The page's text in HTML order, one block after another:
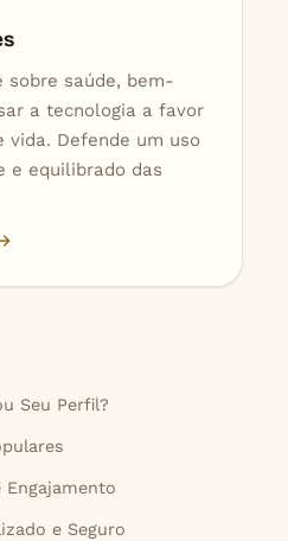
sobre saúde, bem-
a tecnologia a favor
vida. Defende um uso
e equilibrado das
Seu Perfil?
e Seguro